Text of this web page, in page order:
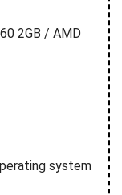
2GB / AMD
system